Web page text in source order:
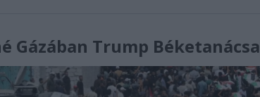
Gázában Trump Béketanácsa